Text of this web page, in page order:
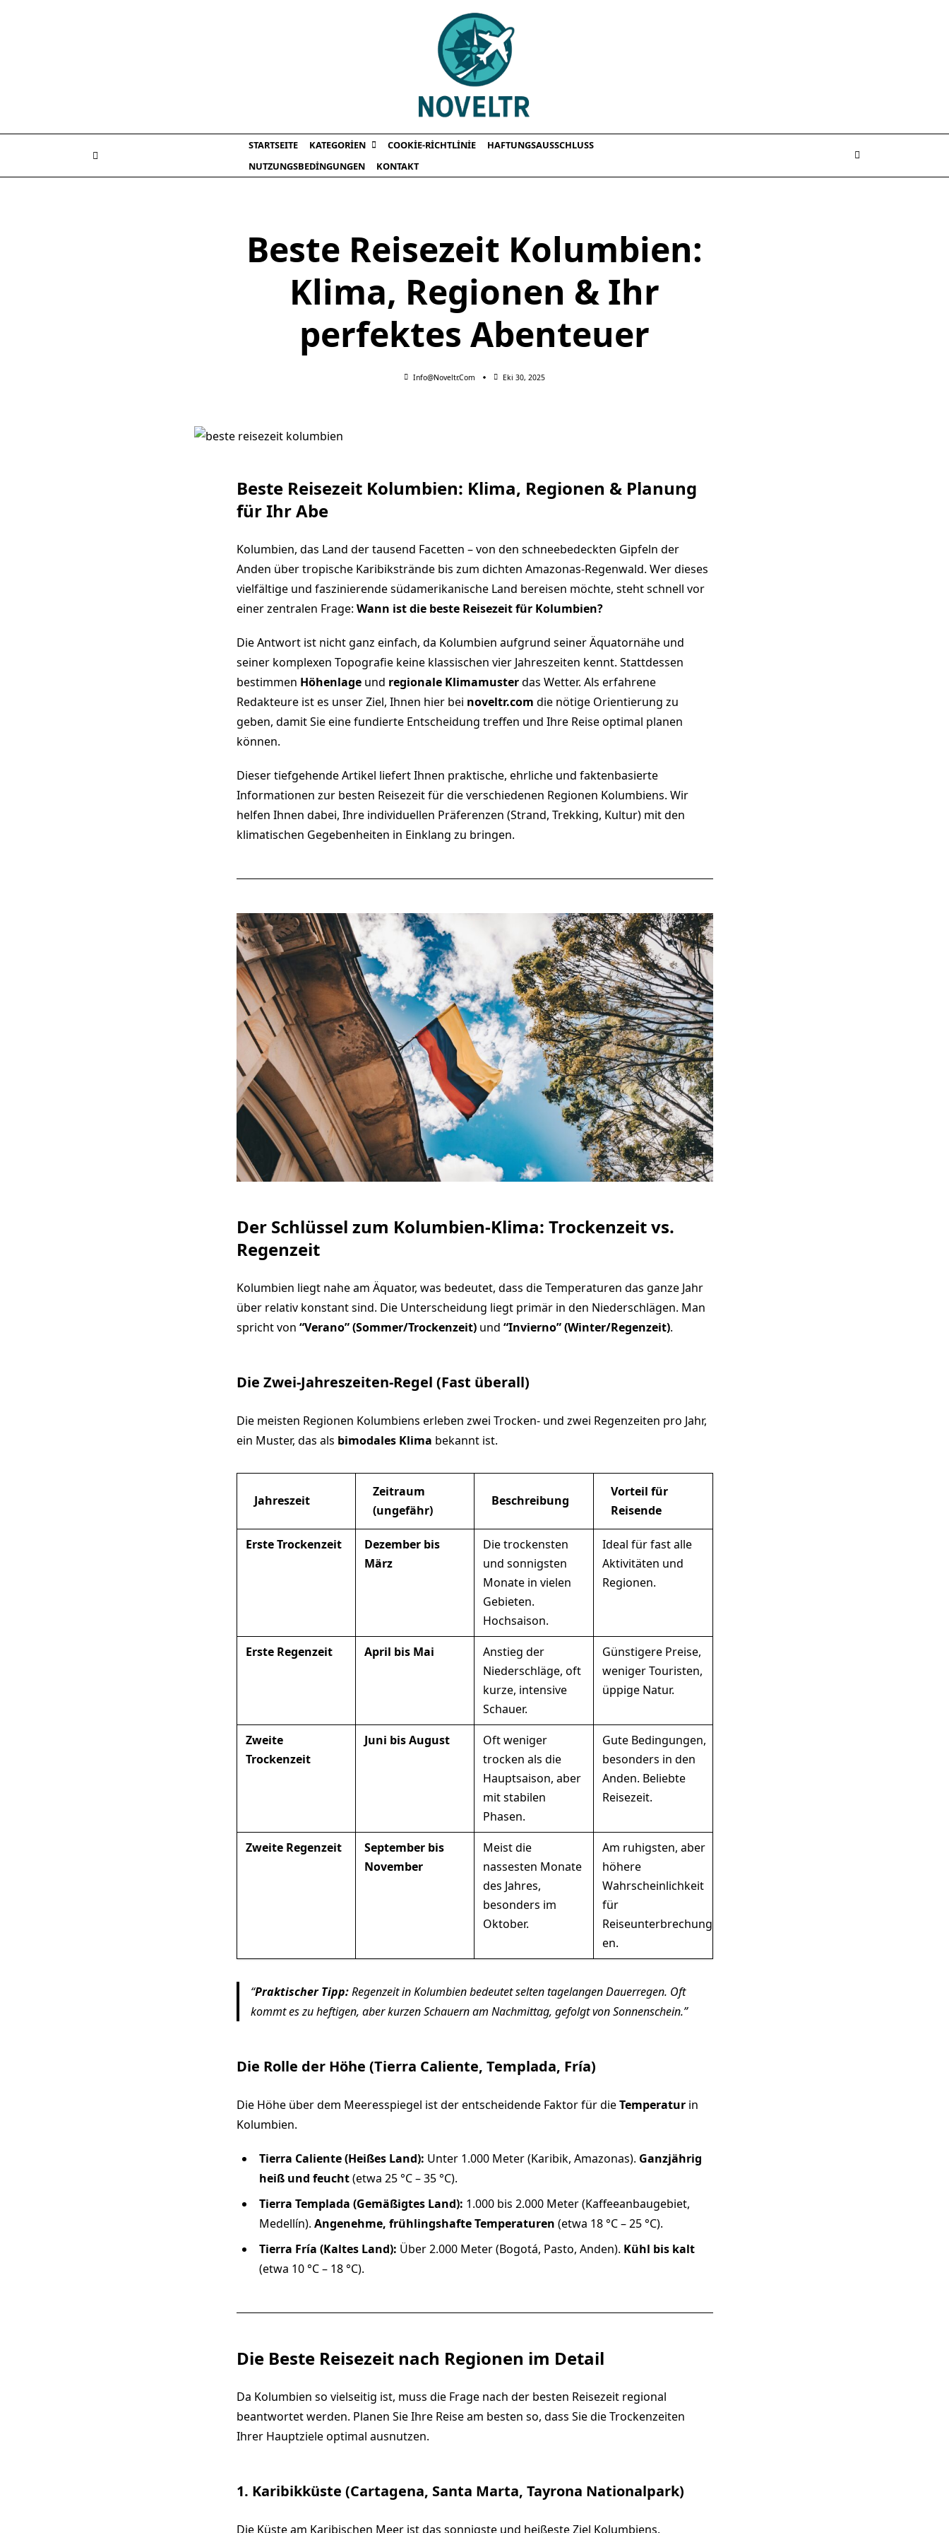
STARTSEITE KATEGORIEN COOKIE-RICHTLINIE
HAFTUNGSAUSSCHLUSS
NUTZUNGSBEDINGUNGEN
KONTAKT
Beste Reisezeit Kolumbien:
Klima, Regionen & Ihr
perfektes Abenteuer
Info@noveltr.com Eki 30, 2025
Beste Reisezeit Kolumbien: Klima, Regionen & Planung
für Ihr Abe
Kolumbien, das Land der tausend Facetten – von den schneebedeckten Gipfeln der
Anden über tropische Karibikstrände bis zum dichten Amazonas-Regenwald. Wer dieses
vielfältige und faszinierende südamerikanische Land bereisen möchte, steht schnell vor
einer zentralen Frage: Wann ist die beste Reisezeit für Kolumbien?
Die Antwort ist nicht ganz einfach, da Kolumbien aufgrund seiner Äquatornähe und
seiner komplexen Topografie keine klassischen vier Jahreszeiten kennt. Stattdessen
bestimmen Höhenlageund regionale Klimamusterdas Wetter. Als erfahrene
Redakteure ist es unser Ziel, Ihnen hier bei noveltr.com die nötige Orientierung zu
geben, damit Sie eine fundierte Entscheidung treffen und Ihre Reise optimal planen
können.
Dieser tiefgehende Artikel liefert Ihnen praktische, ehrliche und faktenbasierte
Informationen zur besten Reisezeit für die verschiedenen Regionen Kolumbiens. Wir
helfen Ihnen dabei, Ihre individuellen Präferenzen (Strand, Trekking, Kultur) mit den
klimatischen Gegebenheiten in Einklang zu bringen.
Der Schlüssel zum Kolumbien-Klima: Trockenzeit vs.
Regenzeit
Kolumbien liegt nahe am Äquator, was bedeutet, dass die Temperaturen das ganze Jahr
über relativ konstant sind. Die Unterscheidung liegt primär in den Niederschlägen. Man
spricht von “Verano” (Sommer/Trockenzeit)und “Invierno” (Winter/Regenzeit).
Die Zwei-Jahreszeiten-Regel (Fast überall)
Die meisten Regionen Kolumbiens erleben zwei Trocken- und zwei Regenzeiten pro Jahr,
ein Muster, das als bimodales Klima bekannt ist.
Jahreszeit
Zeitraum
(ungefähr)
Beschreibung
Vorteil für
Reisende
Erste Trockenzeit
Dezember bis
März
Die trockensten
und sonnigsten
Monate in vielen
Gebieten.
Hochsaison.
Ideal für fast alle
Aktivitäten und
Regionen.
Erste Regenzeit April bis Mai
Anstieg der
Niederschläge, oft
kurze, intensive
Schauer.
Günstigere Preise,
weniger Touristen,
üppige Natur.
Zweite
Trockenzeit
Juni bis August
Oft weniger
trocken als die
Hauptsaison, aber
mit stabilen
Phasen.
Gute Bedingungen,
besonders in den
Anden. Beliebte
Reisezeit.
Zweite Regenzeit
September bis
November
Meist die
nassesten Monate
des Jahres,
besonders im
Oktober.
Am ruhigsten, aber
höhere
Wahrscheinlichkeit
für
Reiseunterbrechung
en.
Praktischer Tipp:Regenzeit in Kolumbien bedeutet selten tagelangen Dauerregen. Oft
kommt es zu heftigen, aber kurzen Schauern am Nachmittag, gefolgt von Sonnenschein.
Die Rolle der Höhe (Tierra Caliente, Templada, Fría)
Die Höhe über dem Meeresspiegel ist der entscheidende Faktor für dieTemperaturin
Kolumbien.
Tierra Caliente (Heißes Land): Unter 1.000 Meter (Karibik, Amazonas). Ganzjährig
heiß und feucht(etwa 25 °C – 35 °C).
Tierra Templada (Gemäßigtes Land): 1.000 bis 2.000 Meter (Kaffeeanbaugebiet,
Medellín). Angenehme, frühlingshafte Temperaturen (etwa 18 °C – 25 °C).
Tierra Fría (Kaltes Land): Über 2.000 Meter (Bogotá, Pasto, Anden). Kühl bis kalt
(etwa 10 °C – 18 °C).
Die Beste Reisezeit nach Regionen im Detail
Da Kolumbien so vielseitig ist, muss die Frage nach der besten Reisezeit regional
beantwortet werden. Planen Sie Ihre Reise am besten so, dass Sie die Trockenzeiten
Ihrer Hauptziele optimal ausnutzen.
1. Karibikküste (Cartagena, Santa Marta, Tayrona Nationalpark)
Die Küste am Karibischen Meer ist das sonnigste und heißeste Ziel Kolumbiens.